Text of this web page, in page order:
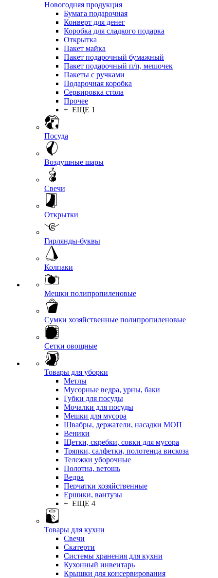
Новогодняя продукция
Бумага подарочная
Конверт для денег
Коробка для сладкого подарка
Открытка
Пакет майка
Пакет подарочный бумажный
Пакет подарочный п/п, мешочек
Пакеты с ручками
Подарочная коробка
Сервировка стола
Прочее
+ ЕЩЕ 1
Посуда
Воздушные шары
Свечи
Открытки
Гирлянды-буквы
Колпаки
Мешки полипропиленовые
Сумки хозяйственные полипропиленовые
Сетки овощные
Товары для уборки
Метлы
Мусорные ведра, урны, баки
Губки для посуды
Мочалки для посуды
Мешки для мусора
Швабры, держатели, насадки МОП
Веники
Щетки, скребки, совки для мусора
Тряпки, салфетки, полотенца вискоза
Тележки уборочные
Полотна, ветошь
Ведра
Перчатки хозяйственные
Ершики, вантузы
+ ЕЩЕ 4
Товары для кухни
Свечи
Скатерти
Системы хранения для кухни
Кухонный инвентарь
Крышки для консервирования